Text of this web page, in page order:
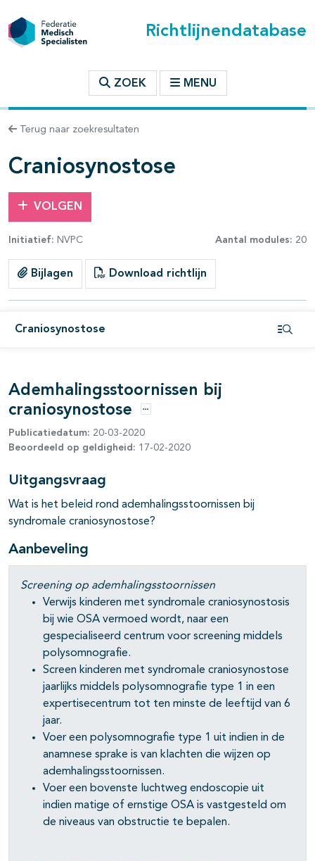
Richtlijnendatabase
ZOEK MENU
Terug naar zoekresultaten
Craniosynostose
VOLGEN
Initiatief: NVPC Aantal modules: 20
Bijlagen Download richtlijn
Craniosynostose
binnen deze richtlijn
Ademhalingsstoornissen bij
craniosynostose
Opties
Publicatiedatum: 20-03-2020
Beoordeeld op geldigheid: 17-02-2020
Uitgangsvraag
Wat is het beleid rond ademhalingsstoornissen bij
syndromale craniosynostose?
Aanbeveling
Screening op ademhalingsstoornissen
Verwijs kinderen met syndromale craniosynostosis
bij wie OSA vermoed wordt, naar een
gespecialiseerd centrum voor screening middels
polysomnografie.
Screen kinderen met syndromale craniosynostose
jaarlijks middels polysomnografie type 1 in een
expertisecentrum tot ten minste de leeftijd van 6
jaar.
Voer een polysomnografie type 1 uit indien in de
anamnese sprake is van klachten die wijzen op
ademhalingsstoornissen.
Voer een bovenste luchtweg endoscopie uit
indien matige of ernstige OSA is vastgesteld om
de niveaus van obstructie te bepalen.